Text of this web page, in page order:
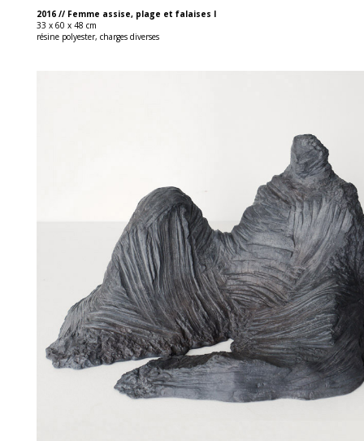
2016 // Femme assise, plage et falaises I
33 x 60 x 48 cm
résine polyester, charges diverses